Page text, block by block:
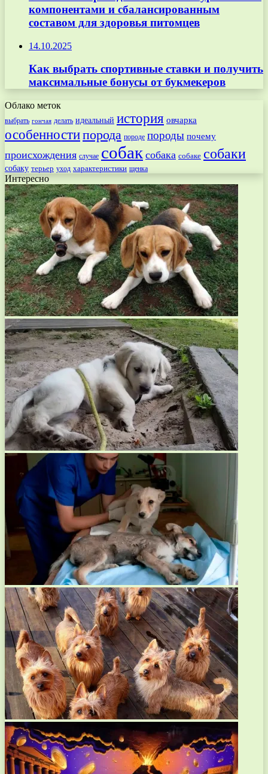
компонентами и сбалансированным
составом для здоровья питомцев
14.10.2025
Как выбрать спортивные ставки и получить
максимальные бонусы от букмекеров
Облако меток
выбрать гончая делать идеальный история овчарка
особенностипорода породе породы почему
происхождения случае собак собака собаке собаки
собаку терьер уход характеристики щенка
Интересно